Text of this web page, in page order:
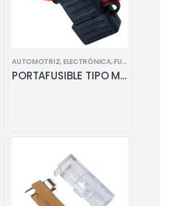
,PORTA FUSIBLES
AUTOMOTRIZ, ELECTRÓNICA,FUSIBLES
PORTAFUSIBLE TIPO MUELA CON TAPA